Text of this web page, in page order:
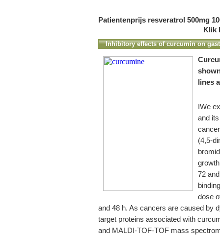
Patientenprijs resveratrol 500mg
Klik
Inhibitory effects of curcumin on
lines
IWe
and
(4,5-
72
dose
and 48 h. As cancers are caused by
target proteins associated with
and MALDI-TOF-TOF mass